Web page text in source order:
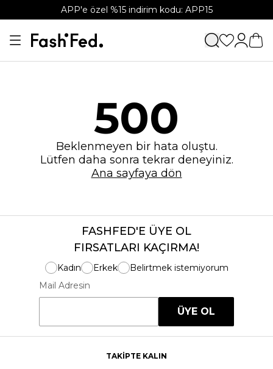
APP'e özel %15 indirim kodu: APP15
500
Beklenmeyen bir hata oluştu.
Lütfen daha sonra tekrar deneyiniz.
Ana sayfaya dön
FASHFED'E ÜYE OL
FIRSATLARI KAÇIRMA!
Kadın Erkek
Belirtmek istemiyorum
Mail Adresin
ÜYE OL
TAKİPTE KALIN